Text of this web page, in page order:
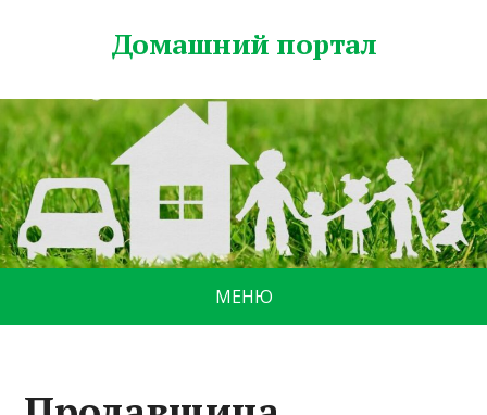
Домашний портал
МЕНЮ